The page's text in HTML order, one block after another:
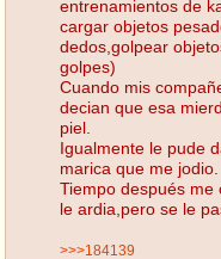
entrenamientos de
cargar objetos
dedos,golpear
golpes)
Cuando mis
decian que esa
piel.
Igualmente le pude
marica que me jodio.
Tiempo después me
le ardia,pero se le
>>>184139